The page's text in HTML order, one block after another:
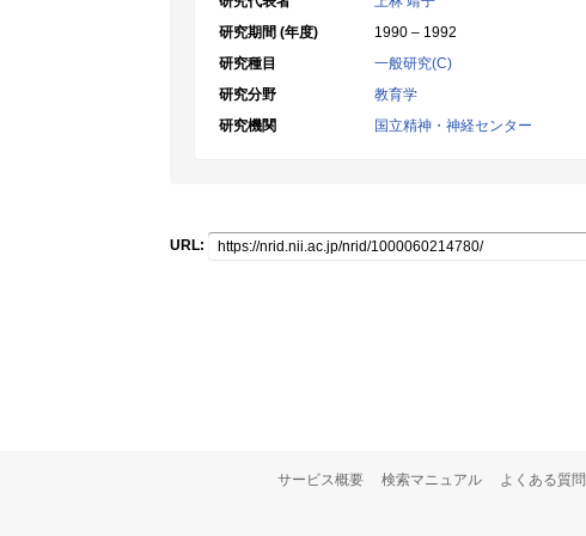
研究期間 (年度)
1990 – 1992
研究種目
一般研究(C)
研究分野
教育学
研究機関
国立精神・神経センター
URL:
サービス概要 検索マニュアル よくある質問